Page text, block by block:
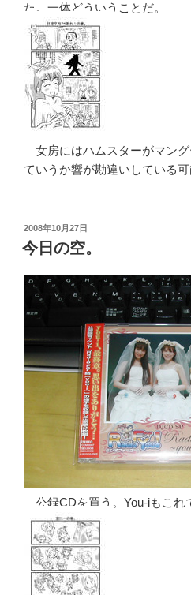
た。一体どういうことだ。
女房にはハムスターがマン
ていうか響が勘違いしている可
投
稿
日:
2008年10月27日
今日の空。
公録CDを買う。You-iもこれ